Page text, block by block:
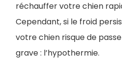
réchauffer votre chien
Cependant, si le froid
votre chien risque de
grave : l’hypothermie.